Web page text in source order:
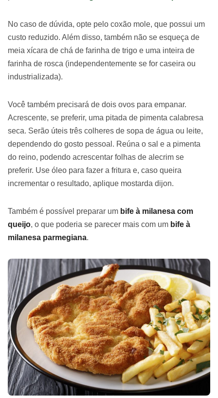
No caso de dúvida, opte pelo coxão mole, que possui um
custo reduzido. Além disso, também não se esqueça de
meia xícara de chá de farinha de trigo e uma inteira de
farinha de rosca (independentemente se for caseira ou
industrializada).
Você também precisará de dois ovos para empanar.
Acrescente, se preferir, uma pitada de pimenta calabresa
seca. Serão úteis três colheres de sopa de água ou leite,
dependendo do gosto pessoal. Reúna o sal e a pimenta
do reino, podendo acrescentar folhas de alecrim se
preferir. Use óleo para fazer a fritura e, caso queira
incrementar o resultado, aplique mostarda dijon.
Também é possível preparar um bife à milanesa com
queijo, o que poderia se parecer mais com um bife à
milanesa parmegiana.